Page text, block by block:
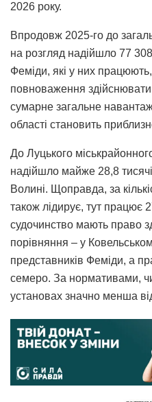
2026 року.
Впродовж 2025-го до
на розгляд надійшло 77
Феміди, які у них
повноваження
сумарне загальне
області становить
До Луцького
надійшло майже 28,8
Волині. Щоправда, за
також лідирує, тут працює
судочинство мають право
порівняння – у
представників Феміди, а
семеро. За нормативами,
установах значно менша